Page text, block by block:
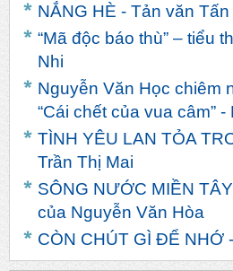
NẮNG HÈ - Tản văn
“Mã độc báo thù” – tiểu
Nhi
Nguyễn Văn Học chiêm
“Cái chết của vua câm”
TÌNH YÊU LAN TỎA
Trần Thị Mai
SÔNG NƯỚC MIỀN
của Nguyễn Văn Hòa
CÒN CHÚT GÌ ĐỂ NHỚ